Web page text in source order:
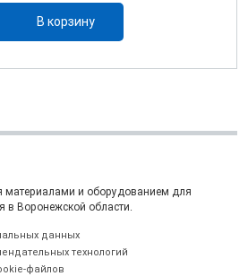
В корзину
материалами и оборудованием для
в Воронежской области.
данных
технологий
файлов